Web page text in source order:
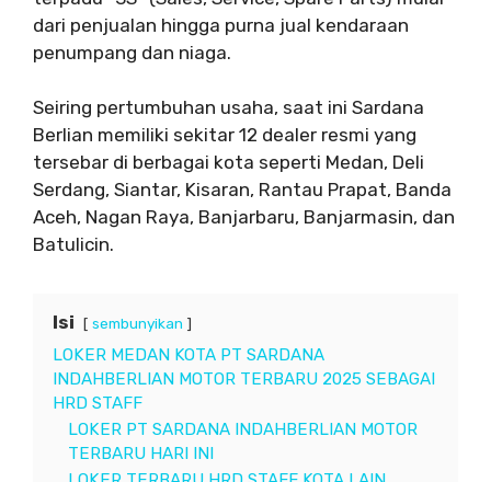
dari penjualan hingga purna jual kendaraan
penumpang dan niaga.
Seiring pertumbuhan usaha, saat ini Sardana
Berlian memiliki sekitar 12 dealer resmi yang
tersebar di berbagai kota seperti Medan, Deli
Serdang, Siantar, Kisaran, Rantau Prapat, Banda
Aceh, Nagan Raya, Banjarbaru, Banjarmasin, dan
Batulicin.
Isi sembunyikan
LOKER MEDAN KOTA PT SARDANA
INDAHBERLIAN MOTOR TERBARU 2025 SEBAGAI
HRD STAFF
LOKER PT SARDANA INDAHBERLIAN MOTOR
TERBARU HARI INI